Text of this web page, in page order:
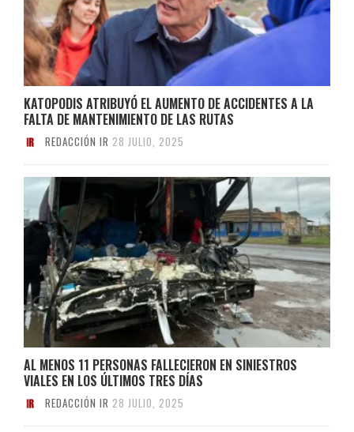
KATOPODIS ATRIBUYÓ EL AUMENTO DE ACCIDENTES A LA
FALTA DE MANTENIMIENTO DE LAS RUTAS
REDACCIÓN IR 28 JULIO, 2025
AL MENOS 11 PERSONAS FALLECIERON EN SINIESTROS
VIALES EN LOS ÚLTIMOS TRES DÍAS
REDACCIÓN IR 28 JULIO, 2025